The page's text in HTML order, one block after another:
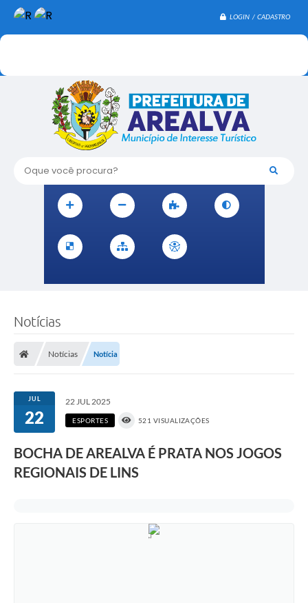
LOGIN / CADASTRO
Oque você procura?
Notícias
Notícias Notícia
JUL
22
22 JUL 2025
ESPORTES 521 VISUALIZAÇÕES
BOCHA DE AREALVA É PRATA NOS JOGOS
REGIONAIS DE LINS